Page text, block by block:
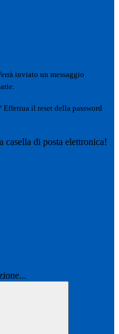
inviato un messaggio
Effettua il reset della password
casella di posta elettronica!